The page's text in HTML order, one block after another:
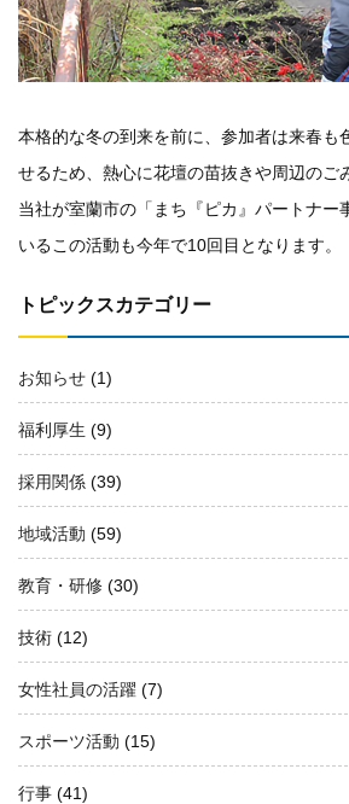
トピックスカテゴリー
お知らせ (1)
福利厚生 (9)
採用関係 (39)
地域活動 (59)
教育・研修 (30)
技術 (12)
女性社員の活躍 (7)
スポーツ活動 (15)
行事 (41)
本格的な冬の到来を前に、参加者は来春も
せるため、熱心に花壇の苗抜きや周辺のご
当社が室蘭市の「まち『ピカ』パートナー
いるこの活動も今年で10回目となります。